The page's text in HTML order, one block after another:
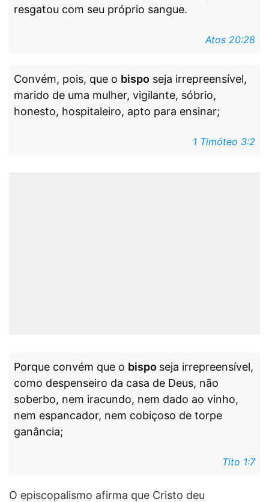
resgatou com seu próprio sangue.
Atos 20:28
Convém, pois, que o bispo seja irrepreensível,
marido de uma mulher, vigilante, sóbrio,
honesto, hospitaleiro, apto para ensinar;
1 Timóteo 3:2
Porque convém que o bispo seja irrepreensível,
como despenseiro da casa de Deus, não
soberbo, nem iracundo, nem dado ao vinho,
nem espancador, nem cobiçoso de torpe
ganância;
Tito 1:7
O episcopalismo afirma que Cristo deu